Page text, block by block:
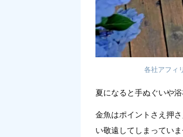
各社アフィ
夏になると手ぬぐいや
金魚はポイントさえ押
い敬遠してしまっていま